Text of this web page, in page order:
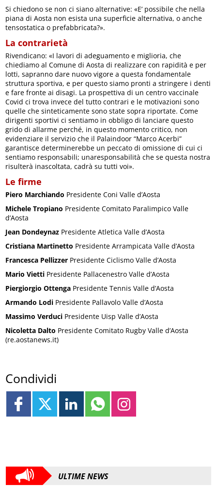
Si chiedono se non ci siano alternative: «E’ possibile che nella
piana di Aosta non esista una superficie alternativa, o anche
tensostatica o prefabbricata?».
La contrarietà
Rivendicano: «I lavori di adeguamento e miglioria, che
chiediamo al Comune di Aosta di realizzare con rapidità e per
lotti, sapranno dare nuovo vigore a questa fondamentale
struttura sportiva, e per questo siamo pronti a stringere i denti
e fare fronte ai disagi. La prospettiva di un centro vaccinale
Covid ci trova invece del tutto contrari e le motivazioni sono
quelle che sinteticamente sono state sopra riportate. Come
dirigenti sportivi ci sentiamo in obbligo di lanciare questo
grido di allarme perché, in questo momento critico, non
evidenziare il servizio che il Palaindoor “Marco Acerbi”
garantisce determinerebbe un peccato di omissione di cui ci
sentiamo responsabili; unaresponsabilità che se questa nostra
risulterà inascoltata, cadrà su tutti voi».
Le firme
Piero Marchiando Presidente Coni Valle d’Aosta
Michele Tropiano Presidente Comitato Paralimpico Valle
d’Aosta
Jean Dondeynaz Presidente Atletica Valle d’Aosta
Cristiana Martinetto Presidente Arrampicata Valle d’Aosta
Francesca Pellizzer Presidente Ciclismo Valle d’Aosta
Mario Vietti Presidente Pallacenestro Valle d’Aosta
Piergiorgio Ottenga Presidente Tennis Valle d’Aosta
Armando Lodi Presidente Pallavolo Valle d’Aosta
Massimo Verduci Presidente Uisp Valle d’Aosta
Nicoletta Dalto Presidente Comitato Rugby Valle d’Aosta
(re.aostanews.it)
Condividi
ULTIME NEWS